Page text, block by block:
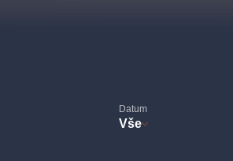
Datum
Vše